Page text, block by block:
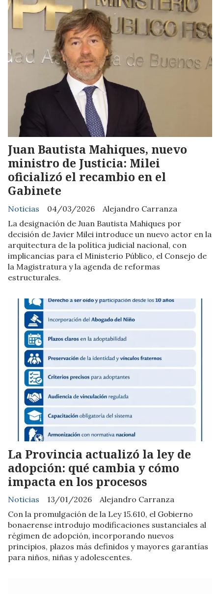
Juan Bautista Mahiques, nuevo
ministro de Justicia: Milei
oficializó el recambio en el
Gabinete
Alejandro Carranza
Noticias
04/03/2026
La designación de Juan Bautista Mahiques por
decisión de Javier Milei introduce un nuevo actor en la
arquitectura de la política judicial nacional, con
implicancias para el Ministerio Público, el Consejo de
la Magistratura y la agenda de reformas
estructurales.
La Provincia actualizó la ley de
adopción: qué cambia y cómo
impacta en los procesos
Alejandro Carranza
Noticias
13/01/2026
Con la promulgación de la Ley 15.610, el Gobierno
bonaerense introdujo modificaciones sustanciales al
régimen de adopción, incorporando nuevos
principios, plazos más definidos y mayores garantías
para niños, niñas y adolescentes.